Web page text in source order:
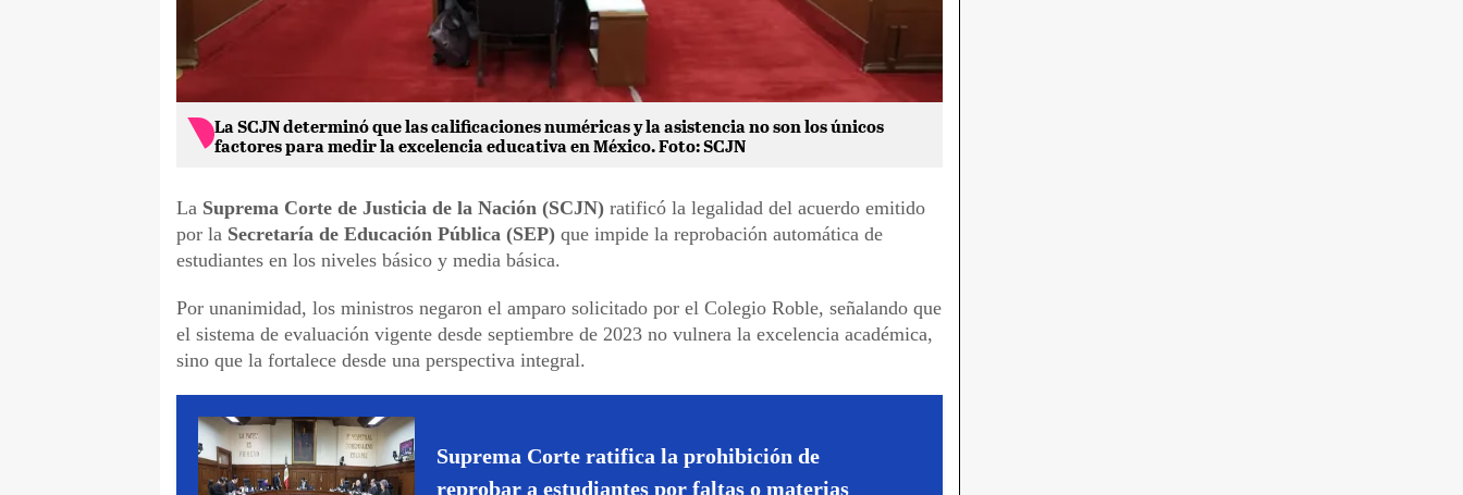
La SCJN determinó que las calificaciones numéricas y la asistencia no son los únicos
factores para medir la excelencia educativa en México. Foto: SCJN
La Suprema Corte de Justicia de la Nación (SCJN) ratificó la legalidad del acuerdo emitido
por la Secretaría de Educación Pública (SEP) que impide la reprobación automática de
estudiantes en los niveles básico y media básica.
Por unanimidad, los ministros negaron el amparo solicitado por el Colegio Roble, señalando que
el sistema de evaluación vigente desde septiembre de 2023 no vulnera la excelencia académica,
sino que la fortalece desde una perspectiva integral.
Suprema Corte ratifica la prohibición de
reprobar a estudiantes por faltas o materias